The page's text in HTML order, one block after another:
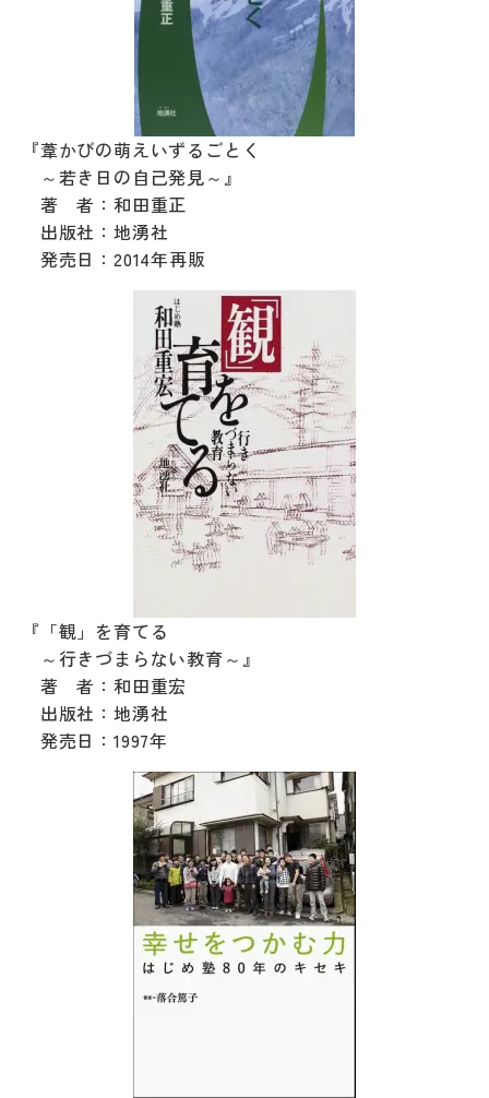
『葦かびの萌えいずるごとく
～若き日の自己発見～』
著 者：和田重正
出版社：地湧社
発売日：2014年再販
『「観」を育てる
～行きづまらない教育～』
著 者：和田重宏
出版社：地湧社
発売日：1997年